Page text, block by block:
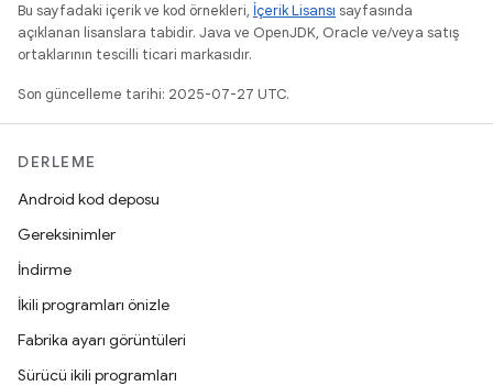
Bu sayfadaki içerik ve kod örnekleri, İçerik Lisansı sayfasında
açıklanan lisanslara tabidir. Java ve OpenJDK, Oracle ve/veya satış
ortaklarının tescilli ticari markasıdır.
Son güncelleme tarihi: 2025-07-27 UTC.
DERLEME
Android kod deposu
Gereksinimler
İndirme
İkili programları önizle
Fabrika ayarı görüntüleri
Sürücü ikili programları